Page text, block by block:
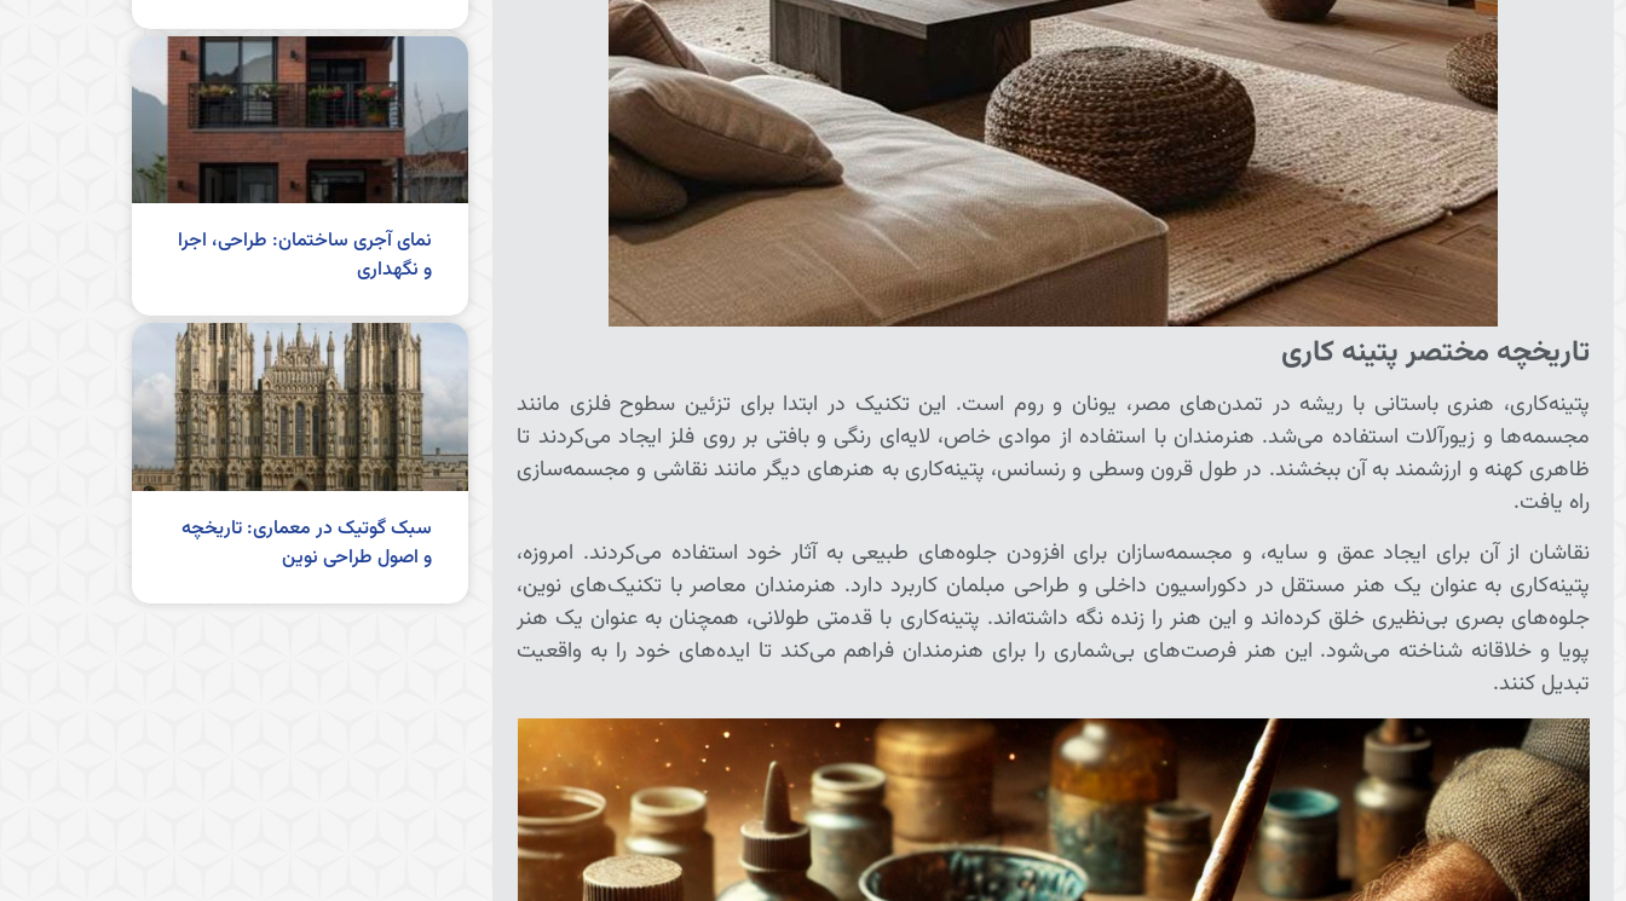
تاریخچه مختصر پتینه کاری
پتینه‌کاری، هنری باستانی با ریشه در تمدن‌های مصر، یونان و روم است. این تکنیک در ابتدا برای تزئین سطوح فلزی مانند
مجسمه‌ها و زیورآلات استفاده می‌شد. هنرمندان با استفاده از موادی خاص، لایه‌ای رنگی و بافتی بر روی فلز ایجاد می‌کردند تا
ظاهری کهنه و ارزشمند به آن ببخشند. در طول قرون وسطی و رنسانس، پتینه‌کاری به هنرهای دیگر مانند نقاشی و مجسمه‌سازی
راه یافت.
نقاشان از آن برای ایجاد عمق و سایه، و مجسمه‌سازان برای افزودن جلوه‌های طبیعی به آثار خود استفاده می‌کردند. امروزه،
پتینه‌کاری به عنوان یک هنر مستقل در دکوراسیون داخلی و طراحی مبلمان کاربرد دارد. هنرمندان معاصر با تکنیک‌های نوین،
جلوه‌های بصری بی‌نظیری خلق کرده‌اند و این هنر را زنده نگه داشته‌اند. پتینه‌کاری با قدمتی طولانی، همچنان به عنوان یک هنر
پویا و خلاقانه شناخته می‌شود. این هنر فرصت‌های بی‌شماری را برای هنرمندان فراهم می‌کند تا ایده‌های خود را به واقعیت
تبدیل کنند.
نمای آجری ساختمان: طراحی، اجرا
و نگهداری
سبک گوتیک در معماری: تاریخچه
و اصول طراحی نوین